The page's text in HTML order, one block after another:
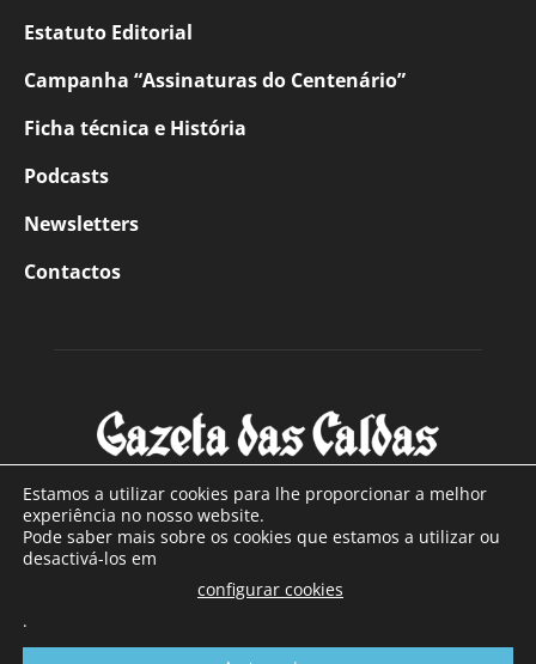
Estatuto Editorial
Campanha “Assinaturas do Centenário”
Ficha técnica e História
Podcasts
Newsletters
Contactos
SOBRE NÓS
Com sede nas Caldas da Rainha e mais de 90 anos de
a sul de distrito de Leiria, com mais de 40.000 leitores por
Estamos a utilizar cookies para lhe proporcionar a melhor
experiência no nosso website.
Pode saber mais sobre os cookies que estamos a utilizar ou
desactivá-los em
configurar cookies
.